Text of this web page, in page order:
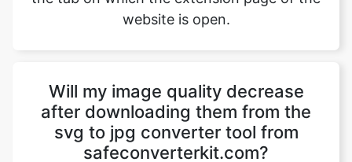
Will my image quality decrease
safeconverterkit.com?
No, the quality of the image won’t
decrease after downloading them from